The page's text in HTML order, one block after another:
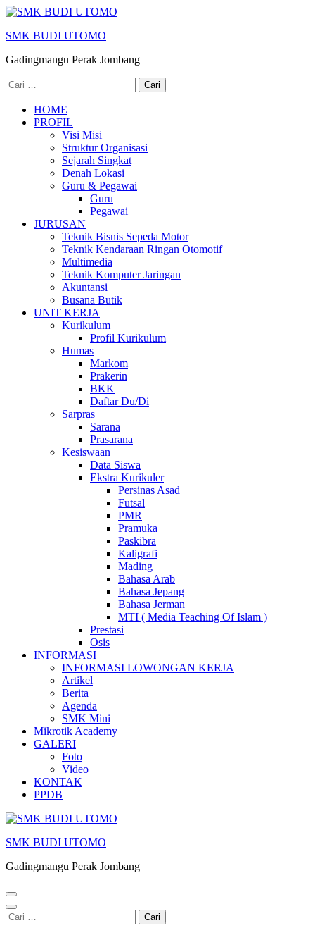
Lompat
konten
Enter)
SMK BUDI UTOMO
Gadingmangu Perak Jombang
Cari
untuk:
HOME
PROFIL
Visi Misi
Struktur Organisasi
Sejarah Singkat
Denah Lokasi
Guru & Pegawai
Guru
Pegawai
JURUSAN
Teknik Bisnis Sepeda Motor
Teknik Kendaraan Ringan Otomotif
Multimedia
Teknik Komputer Jaringan
Akuntansi
Busana Butik
UNIT KERJA
Kurikulum
Profil Kurikulum
Humas
Markom
Prakerin
BKK
Daftar Du/Di
Sarpras
Sarana
Prasarana
Kesiswaan
Data Siswa
Ekstra Kurikuler
Persinas Asad
Futsal
PMR
Pramuka
Paskibra
Kaligrafi
Mading
Bahasa Arab
Bahasa Jepang
Bahasa Jerman
MTI ( Media Teaching Of Islam )
Prestasi
Osis
INFORMASI
INFORMASI LOWONGAN KERJA
Artikel
Berita
Agenda
SMK Mini
Mikrotik Academy
GALERI
Foto
Video
KONTAK
PPDB
SMK BUDI UTOMO
Gadingmangu Perak Jombang
Cari
untuk: